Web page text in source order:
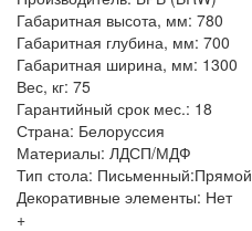
Габаритная высота, мм: 780
Габаритная глубина, мм: 700
Габаритная ширина, мм: 1300
Вес, кг: 75
Гарантийный срок мес.: 18
Страна: Белоруссия
Материалы: ЛДСП/МДФ
Тип стола: Письменный:Прямой
Декоративные элементы: Нет
+